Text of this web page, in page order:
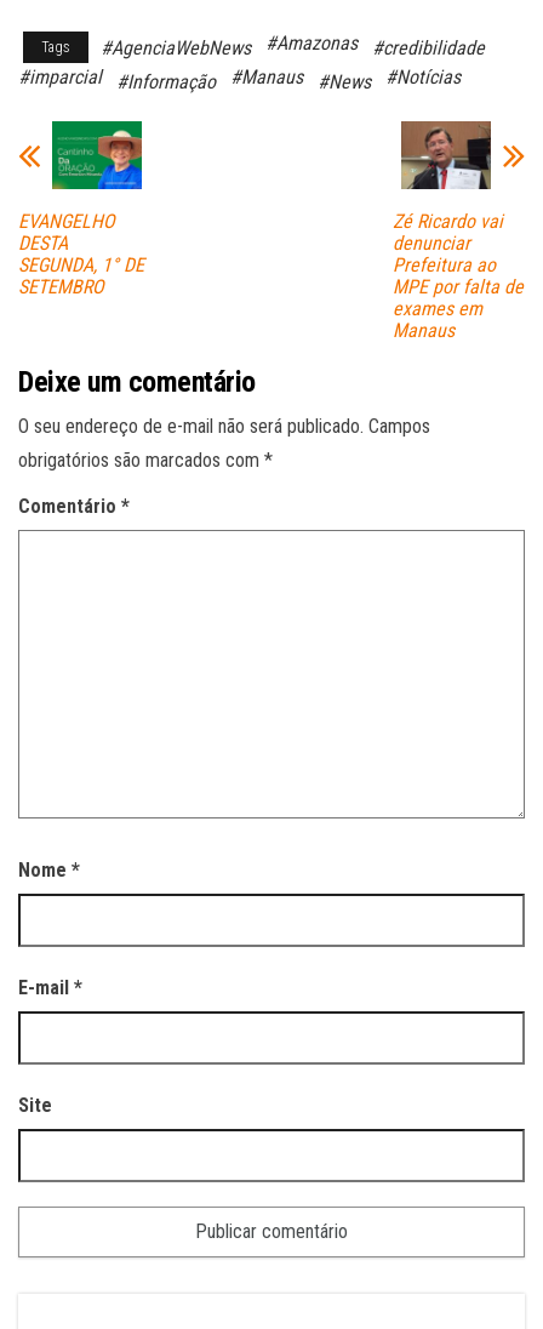
ce
bo ts
A
pp
ail
Tags #AgenciaWebNews #Amazonas
#credibilidade
#imparcial
#Informação #Manaus #News #Notícias
EVANGELHO
DESTA
SEGUNDA, 1° DE
SETEMBRO
Zé Ricardo vai
denunciar
Prefeitura ao
MPE por falta de
exames em
Manaus
Deixe um comentário
O seu endereço de e-mail não será publicado. Campos
obrigatórios são marcados com *
Comentário *
Nome *
E-mail *
Site